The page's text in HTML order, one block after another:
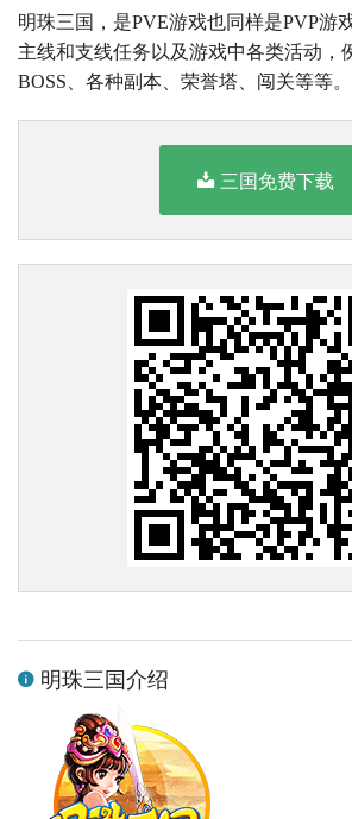
明珠三国，是PVE游戏也同样是PVP游
主线和支线任务以及游戏中各类活动，
BOSS、各种副本、荣誉塔、闯关等等。
三国免费下载
明珠三国介绍